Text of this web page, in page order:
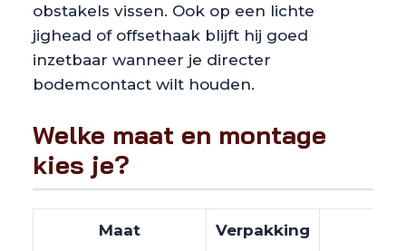
obstakels vissen. Ook op een lichte
jighead of offsethaak blijft hij goed
inzetbaar wanneer je directer
bodemcontact wilt houden.
Welke maat en montage
kies je?
Maat Verpakking